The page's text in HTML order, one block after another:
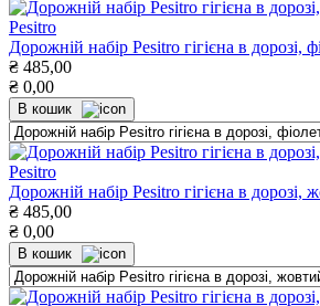
Pesitro
Дорожній набір Pesitro гігієна в дорозі,
₴ 485,00
₴ 0,00
В кошик
Pesitro
Дорожній набір Pesitro гігієна в дорозі,
₴ 485,00
₴ 0,00
В кошик